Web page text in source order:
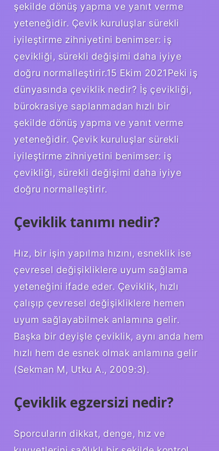
şekilde dönüş yapma ve yanıt verme
yeteneğidir. Çevik kuruluşlar sürekli
iyileştirme zihniyetini benimser: iş
çevikliği, sürekli değişimi daha iyiye
doğru normalleştirir.15 Ekim 2021Peki iş
dünyasında çeviklik nedir? İş çevikliği,
bürokrasiye saplanmadan hızlı bir
şekilde dönüş yapma ve yanıt verme
yeteneğidir. Çevik kuruluşlar sürekli
iyileştirme zihniyetini benimser: iş
çevikliği, sürekli değişimi daha iyiye
doğru normalleştirir.
Çeviklik tanımı nedir?
Hız, bir işin yapılma hızını, esneklik ise
çevresel değişikliklere uyum sağlama
yeteneğini ifade eder. Çeviklik, hızlı
çalışıp çevresel değişikliklere hemen
uyum sağlayabilmek anlamına gelir.
Başka bir deyişle çeviklik, aynı anda hem
hızlı hem de esnek olmak anlamına gelir
(Sekman M, Utku A., 2009:3).
Çeviklik egzersizi nedir?
Sporcuların dikkat, denge, hız ve